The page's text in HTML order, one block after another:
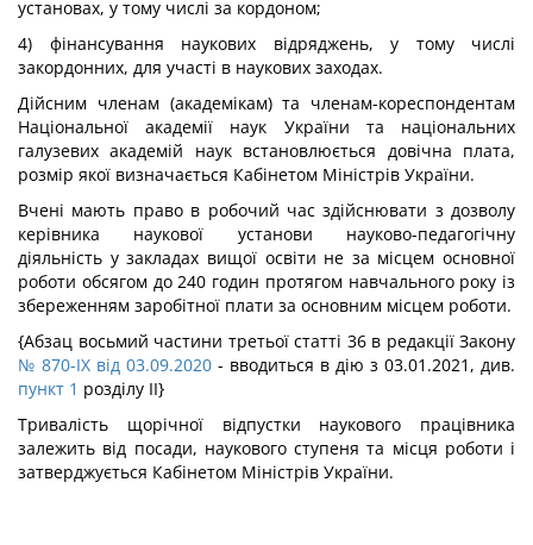
установах, у тому числі за кордоном;
4) фінансування наукових відряджень, у тому числі
закордонних, для участі в наукових заходах.
Дійсним членам (академікам) та членам-кореспондентам
Національної академії наук України та національних
галузевих академій наук встановлюється довічна плата,
розмір якої визначається Кабінетом Міністрів України.
Вчені мають право в робочий час здійснювати з дозволу
керівника наукової установи науково-педагогічну
діяльність у закладах вищої освіти не за місцем основної
роботи обсягом до 240 годин протягом навчального року із
збереженням заробітної плати за основним місцем роботи.
{Абзац восьмий частини третьої статті 36 в редакції Закону
№ 870-IX від 03.09.2020 - вводиться в дію з 03.01.2021, див.
пункт 1 розділу II}
Тривалість щорічної відпустки наукового працівника
залежить від посади, наукового ступеня та місця роботи і
затверджується Кабінетом Міністрів України.